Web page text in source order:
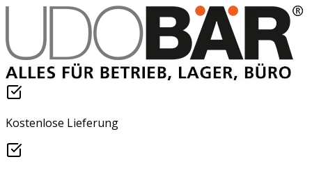
Kostenlose Lieferung